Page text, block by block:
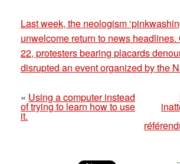
Last week, the neologism
unwelcome return to news
22, protesters bearing placards
disrupted an event organized by the
« Using a computer instead
of trying to learn how to use
it.